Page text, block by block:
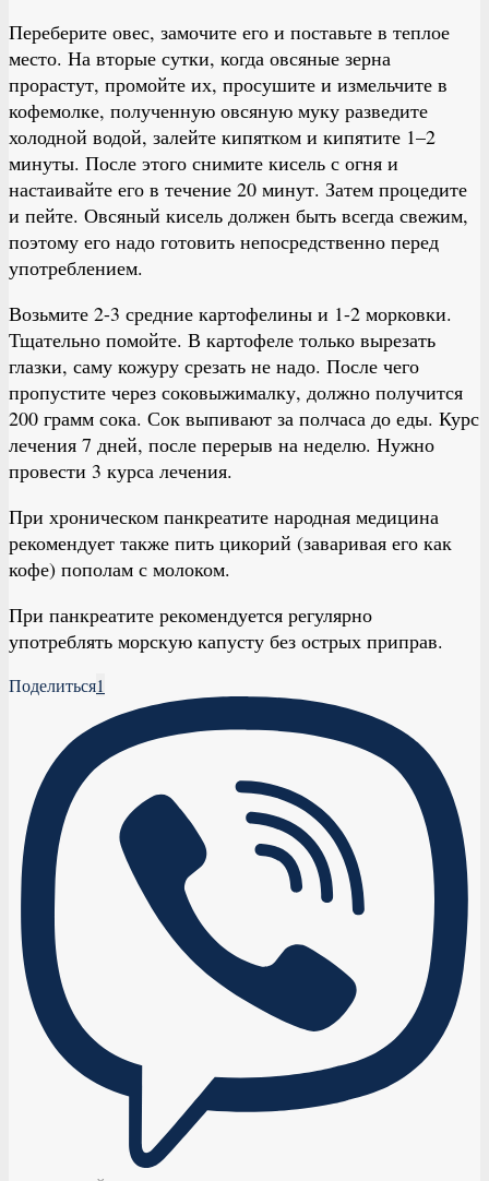
Переберите овес, замочите его и поставьте в теплое
место. На вторые сутки, когда овсяные зерна
прорастут, промойте их, просушите и измельчите в
кофемолке, полученную овсяную муку разведите
холодной водой, залейте кипятком и кипятите 1–2
минуты. После этого снимите кисель с огня и
настаивайте его в течение 20 минут. Затем процедите
и пейте. Овсяный кисель должен быть всегда свежим,
поэтому его надо готовить непосредственно перед
употреблением.
Возьмите 2-3 средние картофелины и 1-2 морковки.
Тщательно помойте. В картофеле только вырезать
глазки, саму кожуру срезать не надо. После чего
пропустите через соковыжималку, должно получится
200 грамм сока. Сок выпивают за полчаса до еды. Курс
лечения 7 дней, после перерыв на неделю. Нужно
провести 3 курса лечения.
При хроническом панкреатите народная медицина
рекомендует также пить цикорий (заваривая его как
кофе) пополам с молоком.
При панкреатите рекомендуется регулярно
употреблять морскую капусту без острых приправ.
Поделиться1